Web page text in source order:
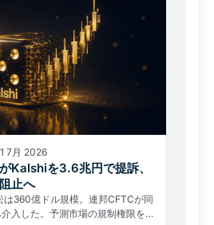
7月 2026
Kalshiを3.6兆円で提訴、
止へ
は360億ドル規模。連邦CFTCが同
入した。予測市場の規制権限をめ